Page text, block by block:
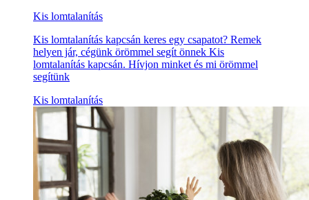
Kis lomtalanítás
Kis lomtalanítás kapcsán keres egy csapatot? Remek
helyen jár, cégünk örömmel segít önnek Kis
lomtalanítás kapcsán. Hívjon minket és mi örömmel
segítünk
Kis lomtalanítás